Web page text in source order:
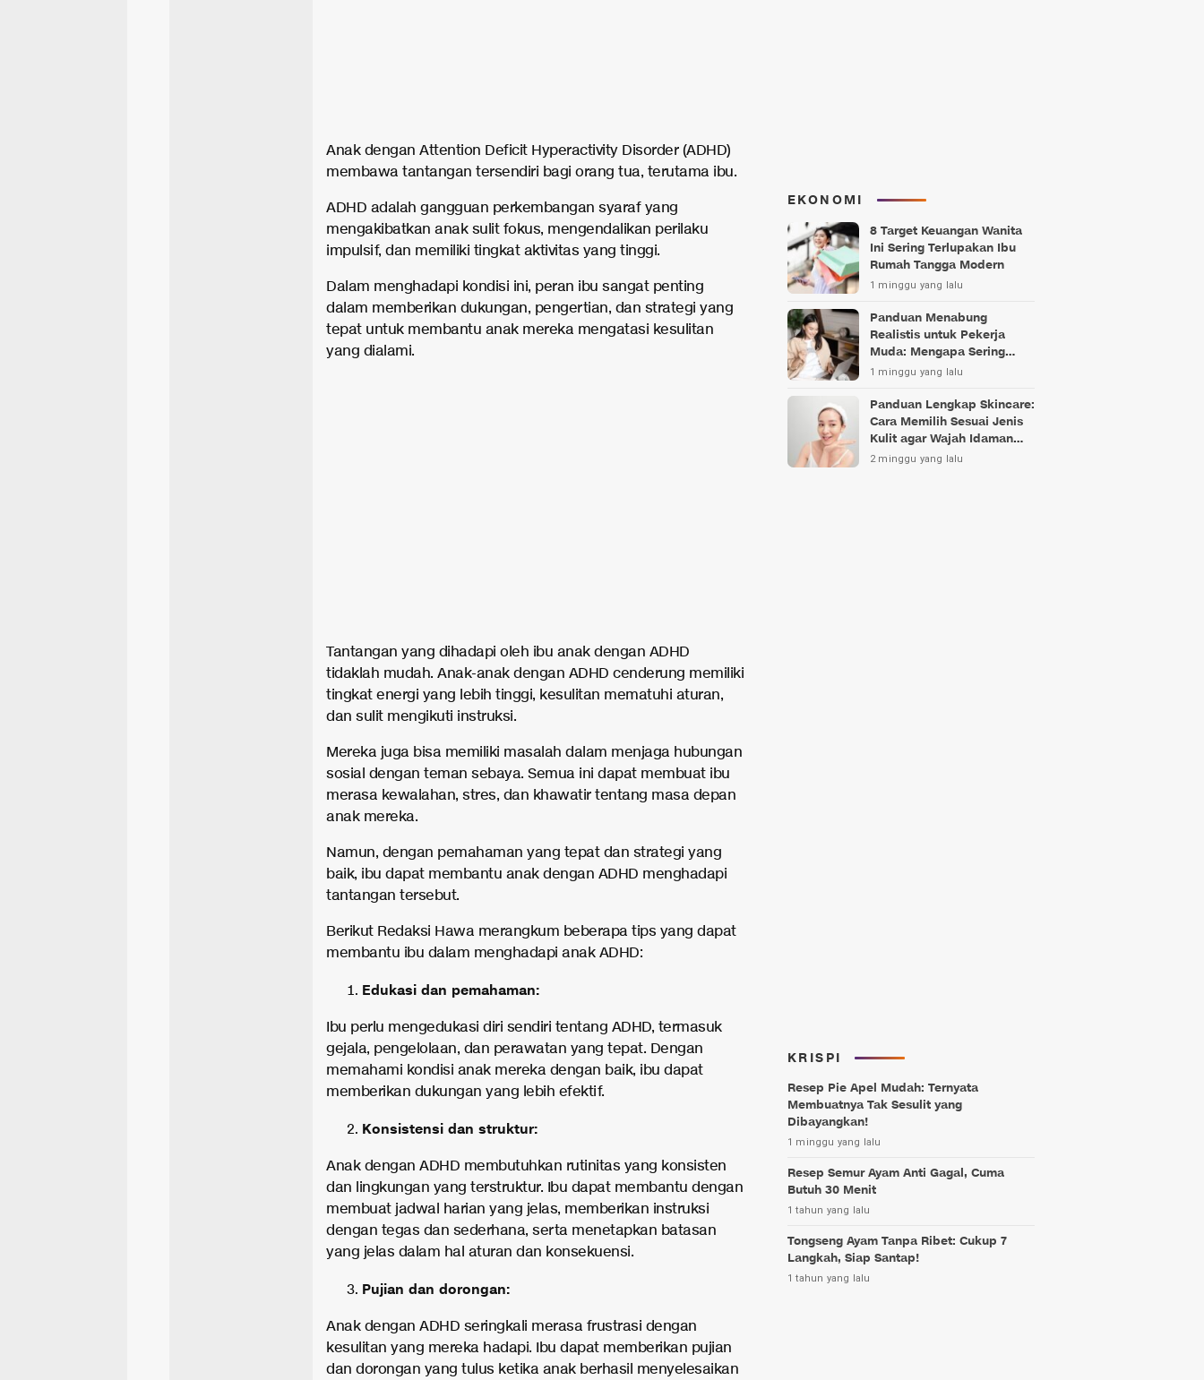
Anak dengan Attention Deficit Hyperactivity Disorder (ADHD)
membawa tantangan tersendiri bagi orang tua, terutama ibu.
ADHD adalah gangguan perkembangan syaraf yang
mengakibatkan anak sulit fokus, mengendalikan perilaku
impulsif, dan memiliki tingkat aktivitas yang tinggi.
Dalam menghadapi kondisi ini, peran ibu sangat penting
dalam memberikan dukungan, pengertian, dan strategi yang
tepat untuk membantu anak mereka mengatasi kesulitan
yang dialami.
Tantangan yang dihadapi oleh ibu anak dengan ADHD
tidaklah mudah. Anak-anak dengan ADHD cenderung memiliki
tingkat energi yang lebih tinggi, kesulitan mematuhi aturan,
dan sulit mengikuti instruksi.
Mereka juga bisa memiliki masalah dalam menjaga hubungan
sosial dengan teman sebaya. Semua ini dapat membuat ibu
merasa kewalahan, stres, dan khawatir tentang masa depan
anak mereka.
Namun, dengan pemahaman yang tepat dan strategi yang
baik, ibu dapat membantu anak dengan ADHD menghadapi
tantangan tersebut.
Berikut Redaksi Hawa merangkum beberapa tips yang dapat
membantu ibu dalam menghadapi anak ADHD:
Edukasi dan pemahaman:
Ibu perlu mengedukasi diri sendiri tentang ADHD, termasuk
gejala, pengelolaan, dan perawatan yang tepat. Dengan
memahami kondisi anak mereka dengan baik, ibu dapat
memberikan dukungan yang lebih efektif.
Konsistensi dan struktur:
Anak dengan ADHD membutuhkan rutinitas yang konsisten
dan lingkungan yang terstruktur. Ibu dapat membantu dengan
membuat jadwal harian yang jelas, memberikan instruksi
dengan tegas dan sederhana, serta menetapkan batasan
yang jelas dalam hal aturan dan konsekuensi.
Pujian dan dorongan:
Anak dengan ADHD seringkali merasa frustrasi dengan
kesulitan yang mereka hadapi. Ibu dapat memberikan pujian
dan dorongan yang tulus ketika anak berhasil menyelesaikan
EKONOMI
8 Target Keuangan Wanita
Ini Sering Terlupakan Ibu
Rumah Tangga Modern
1 minggu yang lalu
Panduan Menabung
Realistis untuk Pekerja
Muda: Mengapa Sering
Gagal?
1 minggu yang lalu
Panduan Lengkap Skincare:
Cara Memilih Sesuai Jenis
Kulit agar Wajah Idaman
Bukan Sekadar Mimpi
2 minggu yang lalu
KRISPI
Resep Pie Apel Mudah: Ternyata
Membuatnya Tak Sesulit yang
Dibayangkan!
1 minggu yang lalu
Resep Semur Ayam Anti Gagal, Cuma
Butuh 30 Menit
1 tahun yang lalu
Tongseng Ayam Tanpa Ribet: Cukup 7
Langkah, Siap Santap!
1 tahun yang lalu